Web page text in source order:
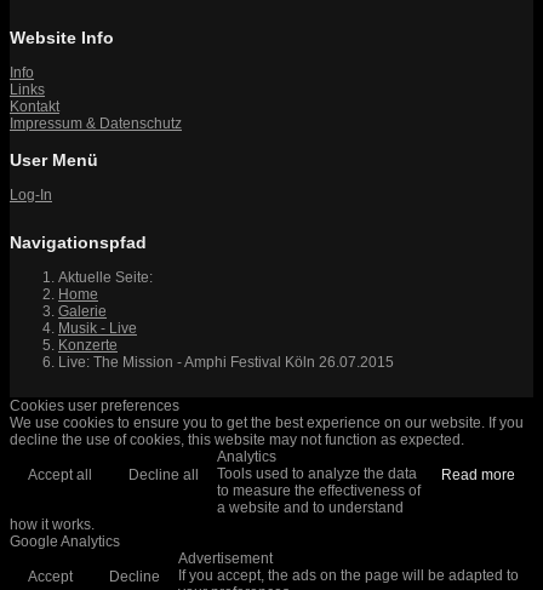
Website Info
Info
Links
Kontakt
Impressum & Datenschutz
User Menü
Log-In
Navigationspfad
Aktuelle Seite:
Home
Galerie
Musik - Live
Konzerte
Live: The Mission - Amphi Festival Köln 26.07.2015
Cookies user preferences
We use cookies to ensure you to get the best experience on our website. If you
decline the use of cookies, this website may not function as expected.
Accept all Decline all Read more
Analytics
Tools used to analyze the data
to measure the effectiveness of
a website and to understand
how it works.
Google Analytics
Accept Decline
Advertisement
If you accept, the ads on the page will be adapted to